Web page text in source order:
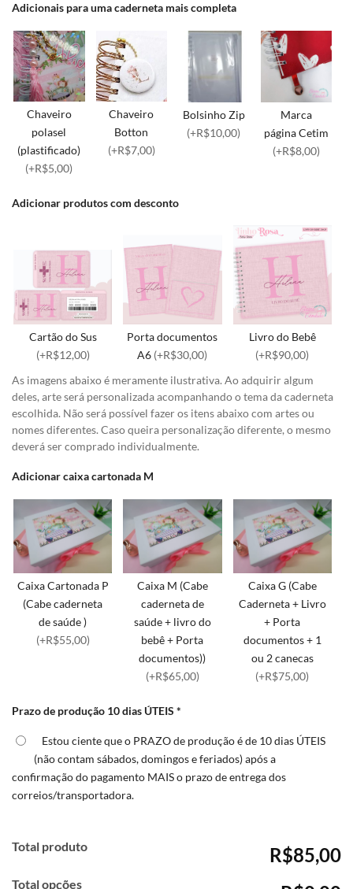
Adicionais para uma caderneta mais completa
Chaveiro
polasel
(plastificado)
(+R$5,00)
Chaveiro
Botton
(+R$7,00)
Bolsinho Zip
(+R$10,00)
Marca
página Cetim
(+R$8,00)
Adicionar produtos com desconto
Cartão do Sus
(+R$12,00)
Porta documentos
A6 (+R$30,00)
Livro do Bebê
(+R$90,00)
As imagens abaixo é meramente ilustrativa. Ao adquirir algum
deles, arte será personalizada acompanhando o tema da caderneta
escolhida. Não será possível fazer os itens abaixo com artes ou
nomes diferentes. Caso queira personalização diferente, o mesmo
deverá ser comprado individualmente.
Adicionar caixa cartonada M
Caixa Cartonada P
(Cabe caderneta
de saúde )
(+R$55,00)
Caixa M (Cabe
caderneta de
saúde + livro do
bebê + Porta
documentos))
(+R$65,00)
Caixa G (Cabe
Caderneta + Livro
+ Porta
documentos + 1
ou 2 canecas
(+R$75,00)
Prazo de produção 10 dias ÚTEIS *
Estou ciente que o PRAZO de produção é de 10 dias ÚTEIS
(não contam sábados, domingos e feriados) após a
confirmação do pagamento MAIS o prazo de entrega dos
correios/transportadora.
Total produto R$85,00
Total opções